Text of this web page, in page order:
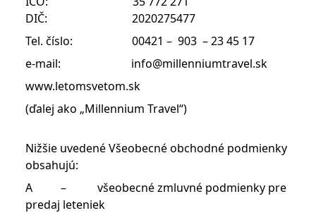
DIČ: 2020275477
Tel. číslo: 00421 – 903 – 23 45 17
e-mail: info@millenniumtravel.sk
www.letomsvetom.sk
(ďalej ako „Millennium Travel“)
Nižšie uvedené Všeobecné obchodné podmienky
obsahujú:
A – všeobecné zmluvné podmienky pre
predaj leteniek